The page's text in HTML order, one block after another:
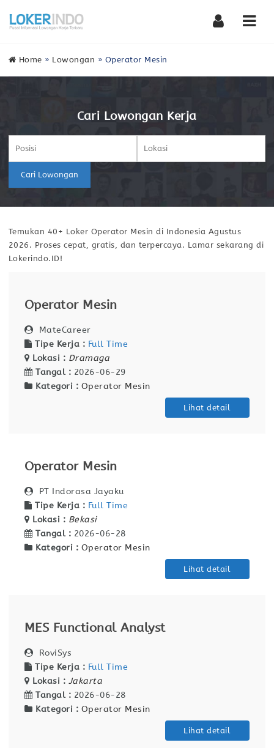
Home » Lowongan » Operator Mesin
Cari Lowongan Kerja
Cari Lowongan
Temukan 40+ Loker Operator Mesin di Indonesia Agustus
2026. Proses cepat, gratis, dan terpercaya. Lamar sekarang di
Lokerindo.ID!
Operator Mesin
MateCareer
Tipe Kerja : Full Time
Lokasi : Dramaga
Tangal : 2026-06-29
Kategori : Operator Mesin
Lihat detail
Operator Mesin
PT Indorasa Jayaku
Tipe Kerja : Full Time
Lokasi : Bekasi
Tangal : 2026-06-28
Kategori : Operator Mesin
Lihat detail
MES Functional Analyst
RoviSys
Tipe Kerja : Full Time
Lokasi : Jakarta
Tangal : 2026-06-28
Kategori : Operator Mesin
Lihat detail